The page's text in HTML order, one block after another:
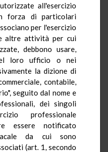
all'esercizio
forza di particolari
per l'esercizio
altre attività per cui
debbono usare,
loro ufficio o nei
la dizione di
contabile,
seguito dal nome e
dei singoli
professionale
essere notificato
da cui sono
(art. 1, secondo